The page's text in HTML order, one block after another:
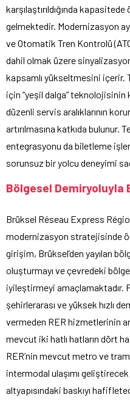
karşılaştırıldığında
gelmektedir. Modernizasyon
ve Otomatik Tren Kontrolü
dahil olmak üzere
kapsamlı yükseltmesini içerir.
için “yeşil dalga” teknolojisinin
düzenli servis aralıklarının
artırılmasına katkıda bulunur.
entegrasyonu da biletleme
sorunsuz bir yolcu deneyimi
Bölgesel Demiryoluyla
Brüksel Réseau Express
modernizasyon stratejisinde
girişim, Brüksel’den yayılan
oluşturmayı ve çevredeki
iyileştirmeyi amaçlamaktadır.
şehirlerarası ve yüksek hızlı
vermeden RER hizmetlerinin
mevcut iki hatlı hatların dört
RER’nin mevcut metro ve
intermodal ulaşımı
altyapısındaki baskıyı